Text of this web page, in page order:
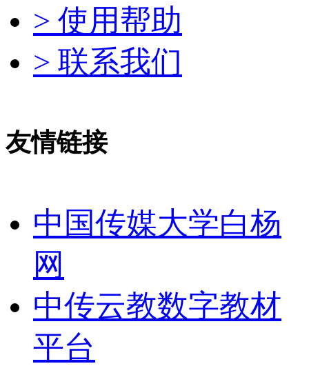
> 使用帮助
> 联系我们
友情链接
中国传媒大学白杨
网
中传云教数字教材
平台